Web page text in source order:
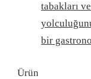
tabakları
bir
Ürün